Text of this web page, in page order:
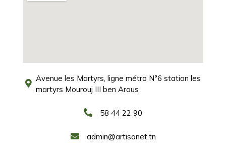
Avenue les Martyrs, ligne métro N°6 station les
martyrs Mourouj III ben Arous
58 44 22 90
admin@artisanet.tn